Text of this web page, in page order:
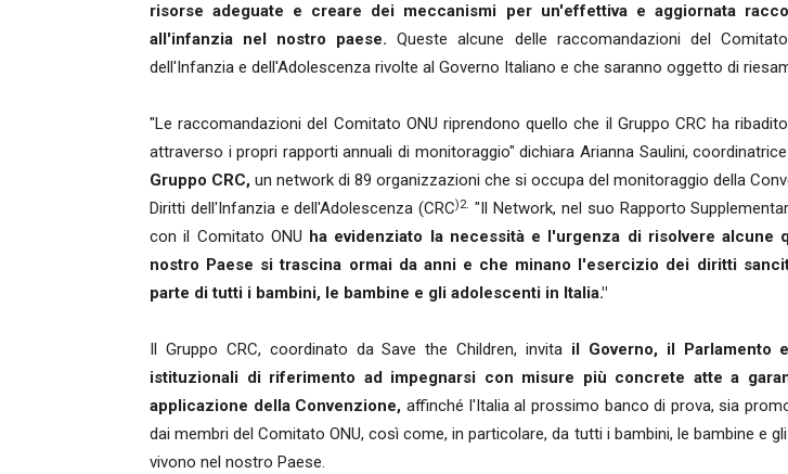
risorse adeguate e creare dei meccanismi per un'effettiva e aggiornata
all'infanzia nel nostro paese. Queste alcune delle raccomandazioni del
dell'Infanzia e dell'Adolescenza rivolte al Governo Italiano e che saranno oggetto di
"Le raccomandazioni del Comitato ONU riprendono quello che il Gruppo CRC ha
attraverso i propri rapporti annuali di monitoraggio" dichiara Arianna Saulini,
Gruppo CRC, un network di 89 organizzazioni che si occupa del monitoraggio della
Diritti dell'Infanzia e dell'Adolescenza (CRC)2. "Il Network, nel suo Rapporto
con il Comitato ONU ha evidenziato la necessità e l'urgenza di risolvere alcune
nostro Paese si trascina ormai da anni e che minano l'esercizio dei diritti
parte di tutti i bambini, le bambine e gli adolescenti in Italia."
Il Gruppo CRC, coordinato da Save the Children, invita il Governo, il Parlamento
istituzionali di riferimento ad impegnarsi con misure più concrete atte a
applicazione della Convenzione, affinché l'Italia al prossimo banco di prova, sia
dai membri del Comitato ONU, così come, in particolare, da tutti i bambini, le bambine e
vivono nel nostro Paese.